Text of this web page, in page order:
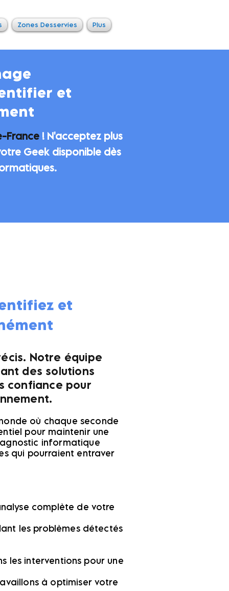
Zones Desservies Plus
et
France ! N'acceptez plus
Geek disponible dès
et
Notre équipe
des solutions
confiance pour
où chaque seconde
pour maintenir une
informatique
qui pourraient entraver
complète de votre
les problèmes détectés
les interventions pour une
à optimiser votre